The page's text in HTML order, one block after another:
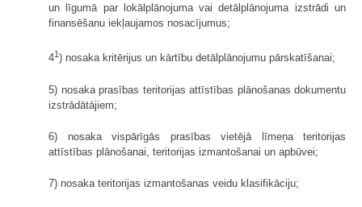
un līgumā par lokālplānojuma vai detālplānojuma izstrādi un
finansēšanu iekļaujamos nosacījumus;
41) nosaka kritērijus un kārtību detālplānojumu pārskatīšanai;
5) nosaka prasības teritorijas attīstības plānošanas dokumentu
izstrādātājiem;
6) nosaka vispārīgās prasības vietējā līmeņa teritorijas
attīstības plānošanai, teritorijas izmantošanai un apbūvei;
7) nosaka teritorijas izmantošanas veidu klasifikāciju;